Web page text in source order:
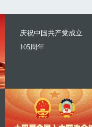
庆祝中国共产党成立
105周年